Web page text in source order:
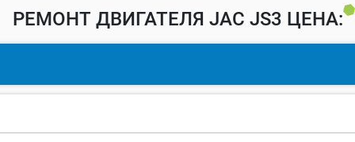
РЕМОНТ ДВИГАТЕЛЯ JAC JS3 ЦЕНА: